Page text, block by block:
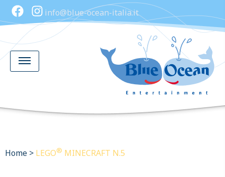
info@blue-ocean-italia.it
Home > LEGO® MINECRAFT N.5